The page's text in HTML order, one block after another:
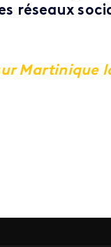
réseaux
Martinique